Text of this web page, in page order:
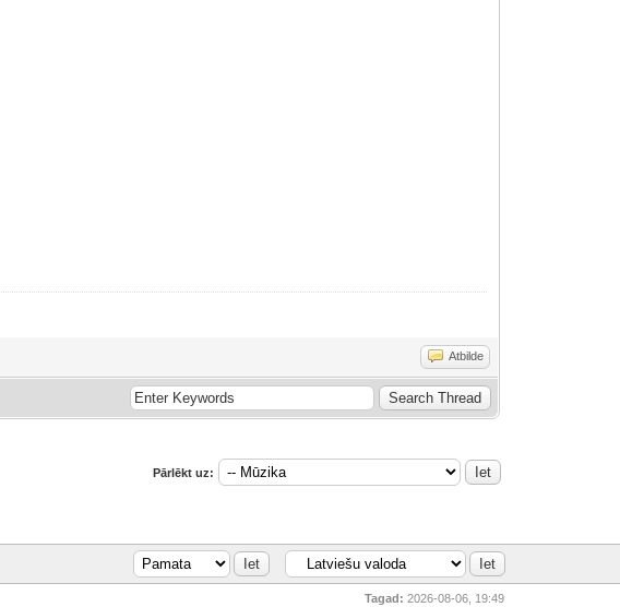
Atbilde
Pārlēkt uz:
Tagad: 2026-08-06, 19:49